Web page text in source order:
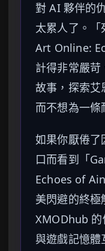
對 AI 夥伴的
太累人了。
Art Online:
計得非常嚴苛
故事，探索艾
而不想為一條
如果你厭倦了
口而看到「
Echoes of
美閃避的終極
XMODhub
與遊戲記憶體